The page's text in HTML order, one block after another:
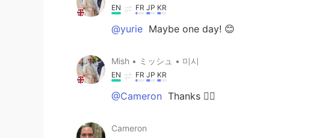
EN FR JP KR
@yurie Maybe one day! 😊
Mish • ミッシュ • 미시
EN FR JP KR
@Cameron Thanks 👍🏽
Cameron